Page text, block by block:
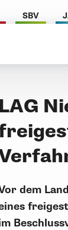
SBV
LAG
dem